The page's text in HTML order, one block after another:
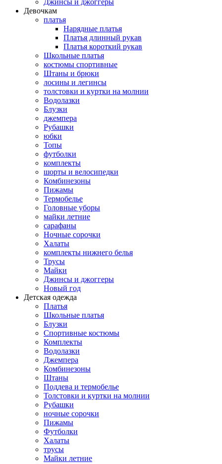
Джинсы и джоггеры
Девочкам
платья
Нарядные платья
Платья длинный рукав
Платья короткий рукав
Школьные платья
костюмы спортивные
Штаны и брюки
лосины и легинсы
толстовки и куртки на молнии
Водолазки
Блузки
джемпера
Рубашки
юбки
Топы
футболки
комплекты
шорты и велосипедки
Комбинезоны
Пижамы
Термобелье
Головные уборы
майки летние
сарафаны
Ночные сорочки
Халаты
комплекты нижнего белья
Трусы
Майки
Джинсы и джоггеры
Новый год
Детская одежда
Платья
Школьные платья
Блузки
Спортивные костюмы
Комплекты
Водолазки
Джемпера
Комбинезоны
Штаны
Поддева и термобелье
Толстовки и куртки на молнии
Рубашки
ночные сорочки
Пижамы
Футболки
Халаты
трусы
Майки летние